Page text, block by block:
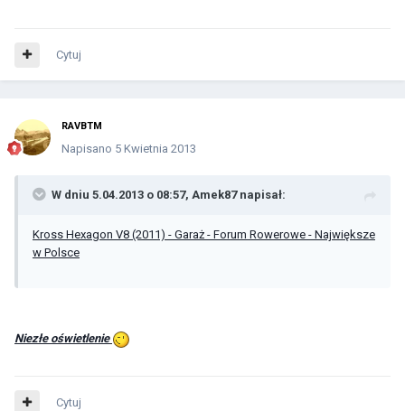
Cytuj
RAVBTM
Napisano 5 Kwietnia 2013
W dniu 5.04.2013 o 08:57, Amek87 napisał:
Kross Hexagon V8 (2011) - Garaż - Forum Rowerowe - Największe
w Polsce
Niezłe oświetlenie
Cytuj